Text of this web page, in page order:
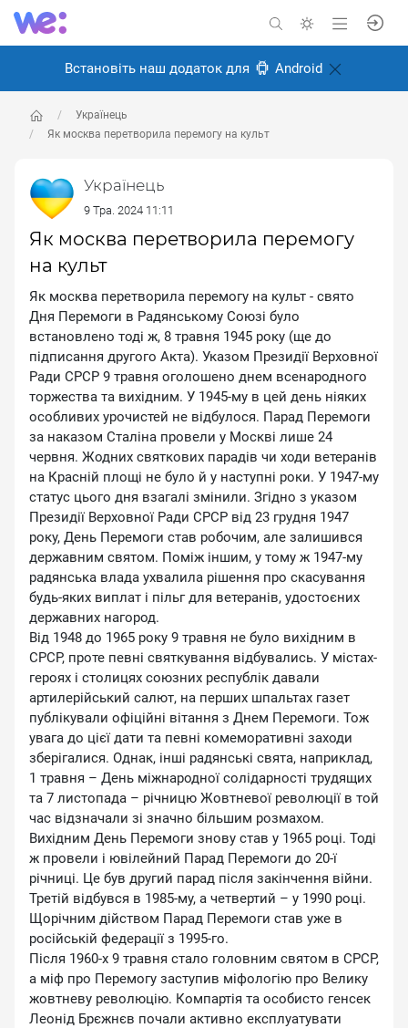
Встановіть наш додаток для Android
Українець
Як москва перетворила перемогу на культ
Українець
9 Тра. 2024 11:11
Як москва перетворила перемогу
на культ
Як москва перетворила перемогу на культ - свято
Дня Перемоги в Радянському Союзі було
встановлено тоді ж, 8 травня 1945 року (ще до
підписання другого Акта). Указом Президії Верховної
Ради СРСР 9 травня оголошено днем всенародного
торжества та вихідним. У 1945-му в цей день ніяких
особливих урочистей не відбулося. Парад Перемоги
за наказом Сталіна провели у Москві лише 24
червня. Жодних святкових парадів чи ходи ветеранів
на Красній площі не було й у наступні роки. У 1947-му
статус цього дня взагалі змінили. Згідно з указом
Президії Верховної Ради СРСР від 23 грудня 1947
року, День Перемоги став робочим, але залишився
державним святом. Поміж іншим, у тому ж 1947-му
радянська влада ухвалила рішення про скасування
будь-яких виплат і пільг для ветеранів, удостоєних
державних нагород.
Від 1948 до 1965 року 9 травня не було вихідним в
СРСР, проте певні святкування відбувались. У містах-
героях і столицях союзних республік давали
артилерійський салют, на перших шпальтах газет
публікували офіційні вітання з Днем Перемоги. Тож
увага до цієї дати та певні комеморативні заходи
зберігалися. Однак, інші радянські свята, наприклад,
1 травня – День міжнародної солідарності трудящих
та 7 листопада – річницю Жовтневої революції в той
час відзначали зі значно більшим розмахом.
Вихідним День Перемоги знову став у 1965 році. Тоді
ж провели і ювілейний Парад Перемоги до 20-ї
річниці. Це був другий парад після закінчення війни.
Третій відбувся в 1985-му, а четвертий – у 1990 році.
Щорічним дійством Парад Перемоги став уже в
російській федерації з 1995-го.
Після 1960-х 9 травня стало головним святом в СРСР,
а міф про Перемогу заступив міфологію про Велику
жовтневу революцію. Компартія та особисто генсек
Леонід Брєжнєв почали активно експлуатувати